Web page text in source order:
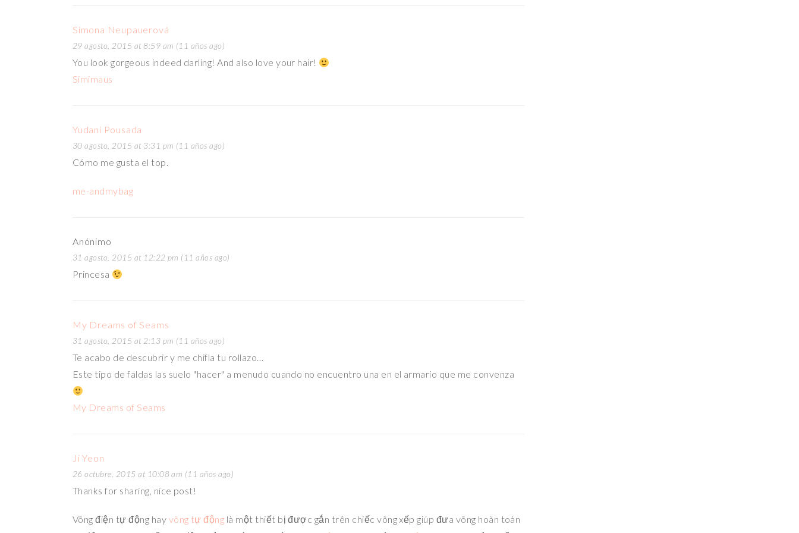
Simona Neupauerová
29 agosto, 2015 at 8:59 am (11 años ago)
You look gorgeous indeed darling! And also love your hair!
Simimaus
Yudani Pousada
30 agosto, 2015 at 3:31 pm (11 años ago)
Cómo me gusta el top.
me-andmybag
Anónimo
31 agosto, 2015 at 12:22 pm (11 años ago)
Princesa
My Dreams of Seams
31 agosto, 2015 at 2:13 pm (11 años ago)
Te acabo de descubrir y me chifla tu rollazo…
Este tipo de faldas las suelo "hacer" a menudo cuando no encuentro una en el armario que me convenza
My Dreams of Seams
Ji Yeon
26 octubre, 2015 at 10:08 am (11 años ago)
Thanks for sharing, nice post!
Võng điện tự động hay võng tự động là một thiết bị được gắn trên chiếc võng xếp giúp đưa võng hoàn toàn